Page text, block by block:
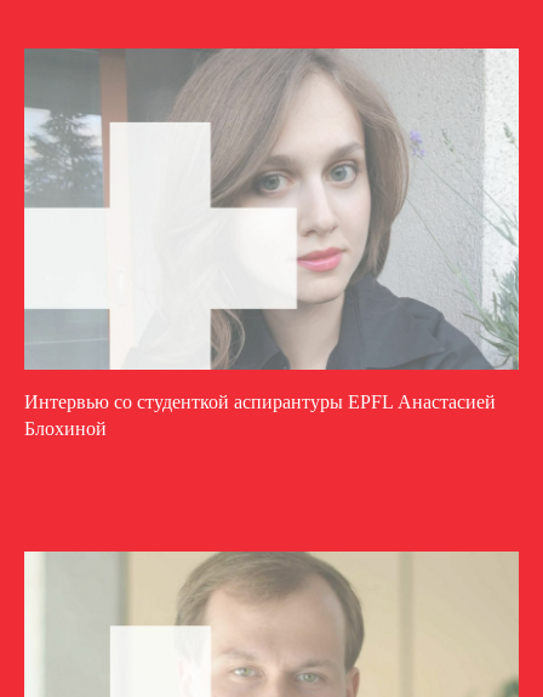
Интервью со студенткой аспирантуры EPFL Анастасией
Блохиной